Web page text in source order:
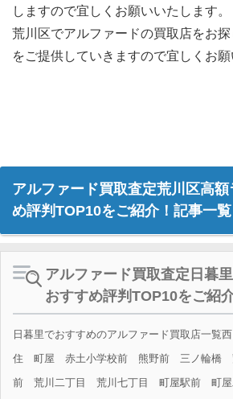
しますので宜しくお願いいたします。
荒川区でアルファードの買取店をお
をご提供していきますので宜しくお願
アルファード買取査定荒川区高
め評判TOP10をご紹介！記事一覧
アルファード買取査定日暮
おすすめ評判TOP10をご紹
日暮里でおすすめのアルファード買取店一
住 町屋 赤土小学校前 熊野前 三ノ輪橋
前 荒川二丁目 荒川七丁目 町屋駅前 町